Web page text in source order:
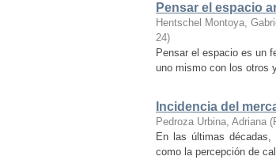
Pensar el espacio
Hentschel Montoya,
24)
Pensar el espacio es un
uno mismo con los otros
Incidencia del
Pedroza Urbina, Adriana (
En las últimas
como la percepción de